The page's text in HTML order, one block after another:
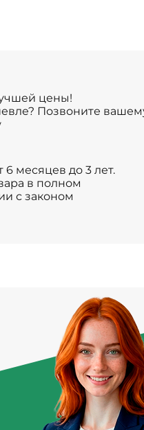
цены!
Позвоните
6 месяцев до 3 лет.
в полном
с законом